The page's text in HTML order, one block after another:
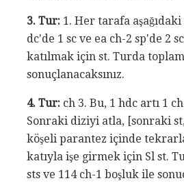
3. Tur: 1. Her tarafa aşağıdaki
dc'de 1 sc ve ea ch-2 sp'de 2
katılmak için st. Turda
sonuçlanacaksınız.
4. Tur: ch 3. Bu, 1 hdc artı 1
Sonraki diziyi atla, [sonraki
köşeli parantez içinde
katıyla işe girmek için Sl st.
sts ve 114 ch-1 boşluk ile